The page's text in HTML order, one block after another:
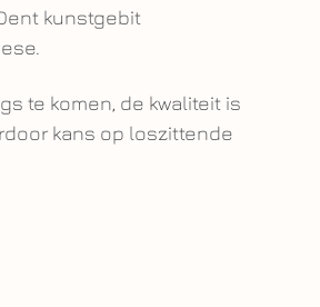
kunstgebit
te komen, de kwaliteit is
kans op loszittende